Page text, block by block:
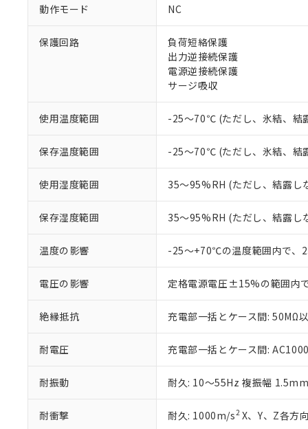
動作モード NC
保護回路
負荷短絡保護
出力逆接続保護
電源逆接続保護
サージ吸収
使用温度範囲 -25～70℃ (ただし、氷結、結
保存温度範囲 -25～70℃ (ただし、氷結、結
使用湿度範囲 35～95%RH (ただし、結露し
保存湿度範囲 35～95%RH (ただし、結露し
温度の影響 -25～+70℃の温度範囲内で
電圧の影響 定格電源電圧±15%の範囲内
絶縁抵抗 充電部一括とケース間: 50MΩ
耐電圧 充電部一括とケース間:
耐振動 耐久: 10～55Hz 複振幅
耐衝撃 耐久: 1000m/s2X、Y、Z各方
ご利用条件
以下の条件をお読
くものです。
当社制御機
のであり、
い。
当社販売員に
オムロン制
在庫状況お
す。
マイパーツ
が、当社の
さい。
※当社の共同
いる法人を
非該当品：ライセ
仕入先様の事情に
があります。
フタル酸ビス(2-エチル
但し、RoHS指令で産
フタル酸エステル類の
※2 対応予定月
部品在庫の切り替
※3 非含有証明
EU RoHS指令（
51物質の非含有証
※本証明書は発行
また、RoHS指令
混在することか
既に当社にて対
り割愛しておりま
※1 中国
「○」：最大均質
*中国RoHS10物質の基
Pb(鉛) :1000ppm、
Cr(Ⅵ)(六価クロム) :
DBP(フタル酸ジブチル
DEHP(フタル酸ビス(2-
「ｅ」：有害物質
「10」：通常の使
味します。
「－」：未確認で
う）を輸出
などの必要
当社は規制
ます。
当社は貴社
当社は、貴
また当社は
たしません。
号
○ 一定数
△ 一定数
－
在庫な
機器販
空
白
受注生